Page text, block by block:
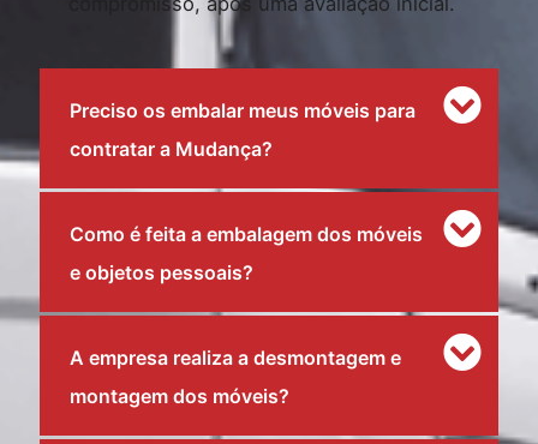
Preciso os embalar meus móveis para
contratar a Mudança?
Como é feita a embalagem dos móveis
e objetos pessoais?
A empresa realiza a desmontagem e
montagem dos móveis?